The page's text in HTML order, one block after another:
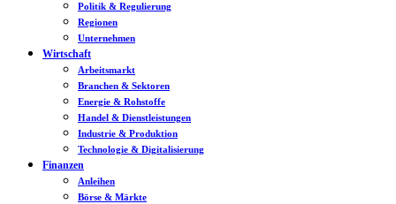
Politik & Regulierung
Regionen
Unternehmen
Wirtschaft
Arbeitsmarkt
Branchen & Sektoren
Energie & Rohstoffe
Handel & Dienstleistungen
Industrie & Produktion
Technologie & Digitalisierung
Finanzen
Anleihen
Börse & Märkte